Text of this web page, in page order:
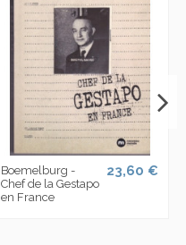
Boemelburg -
Chef de la Gestapo
en France
23,60 €